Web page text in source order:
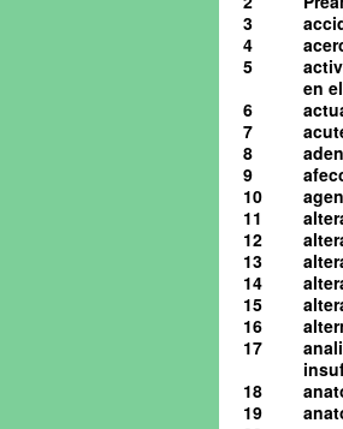
3
4
5
en
6
7
8
9
10
11
12
13
14
15
16
17
18
19